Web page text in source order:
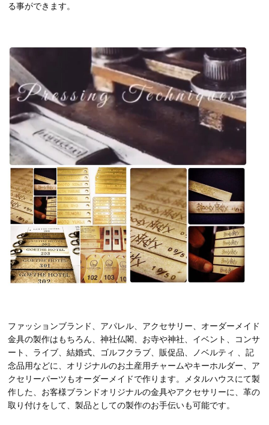
る事ができます。
ファッションブランド、アパレル、アクセサリー、オーダーメイド
金具の製作はもちろん、神社仏閣、お寺や神社、イベント、コンサ
ート、ライブ、結婚式、ゴルフクラブ、販促品、ノベルティ 、記
念品用などに、オリジナルのお土産用チャームやキーホルダー、ア
クセリーパーツもオーダーメイドで作ります。メタルハウスにて製
作した、お客様ブランドオリジナルの金具やアクセサリーに、革の
取り付けをして、製品としての製作のお手伝いも可能です。